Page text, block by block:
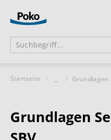
Startseite ... Grundlagen
Grundlagen